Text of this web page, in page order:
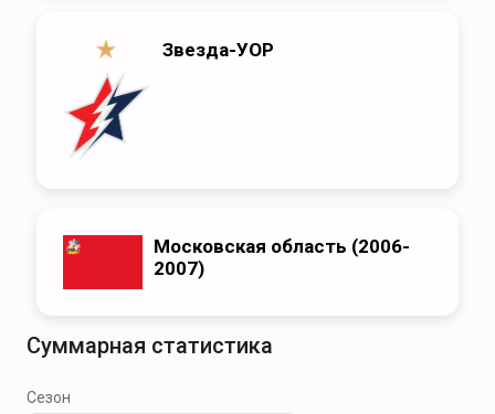
Звезда-УОР
Московская область (2006-
2007)
Суммарная статистика
Сезон